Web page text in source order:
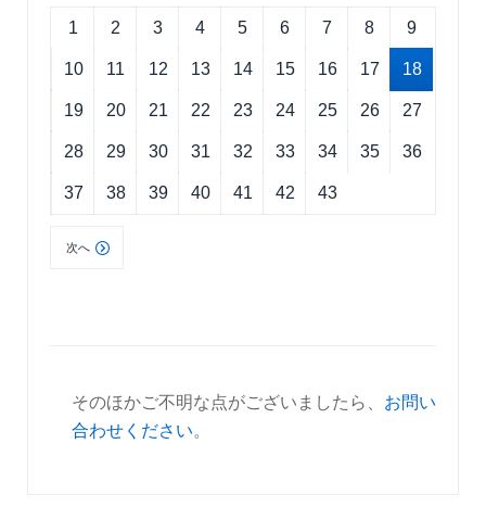
1 2 3 4 5 6 7 8 9
10 11 12 13 14 15 16 17 18
19 20 21 22 23 24 25 26 27
28 29 30 31 32 33 34 35 36
37 38 39 40 41 42 43
次へ
そのほかご不明な点がございましたら、 お問い
合わせください。